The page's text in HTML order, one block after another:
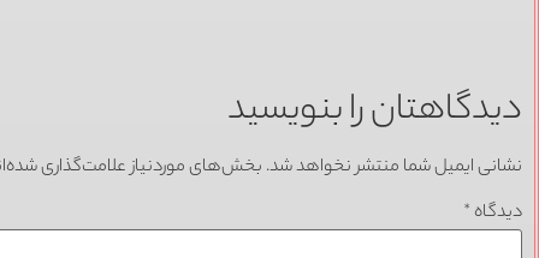
دیدگاهتان را بنویسید
نشانی ایمیل شما منتشر نخواهد شد. بخش‌های موردنیاز علامت‌گذاری
دیدگاه *